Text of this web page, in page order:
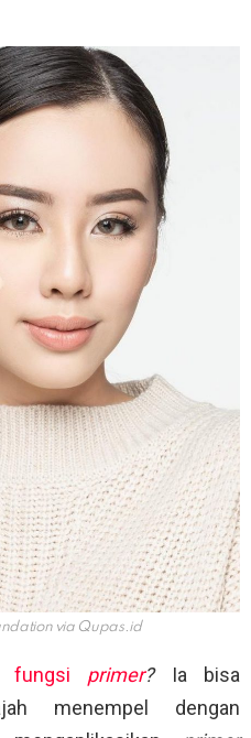
viaQupas.id
fungsi primer?
Ia bisa
menempel dengan